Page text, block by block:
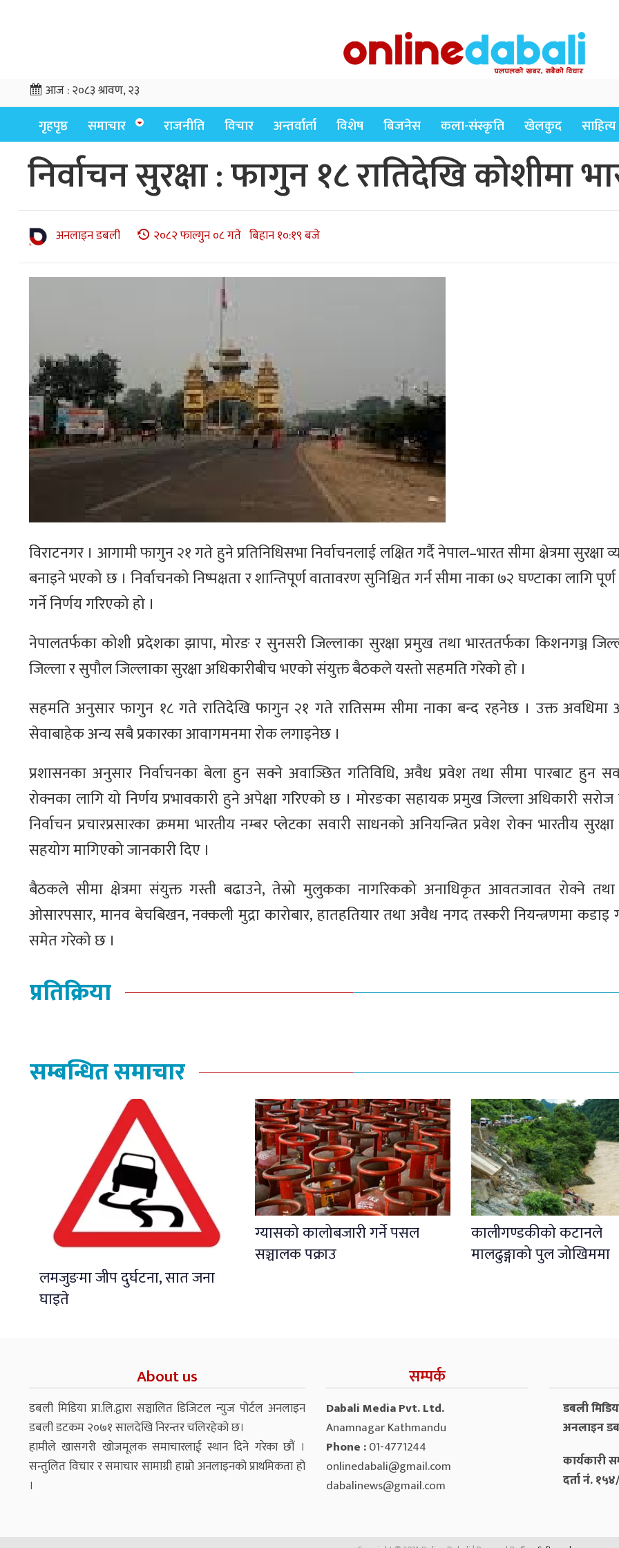
आज :२०८३ श्रावण, २३
गृहपृष्ठ समाचार राजनीति विचार अन्तर्वार्ता विशेष बिजनेस कला-संस्कृति खेलकुद साहित्य
निर्वाचन सुरक्षा : फागुन १८ रातिदेखि कोशीमा
अनलाइन डबली २०८२ फाल्गुन ०८ गते बिहान १०:१९ बजे
विराटनगर । आगामी फागुन २१ गते हुने प्रतिनिधिसभा निर्वाचनलाई लक्षित गर्दै नेपाल–भारत सीमा क्षेत्रमा सुरक्षा
बनाइने भएको छ । निर्वाचनको निष्पक्षता र शान्तिपूर्ण वातावरण सुनिश्चित गर्न सीमा नाका ७२ घण्टाका लागि
गर्ने निर्णय गरिएको हो ।
नेपालतर्फका कोशी प्रदेशका झापा, मोरङ र सुनसरी जिल्लाका सुरक्षा प्रमुख तथा भारततर्फका किशनगञ्ज
जिल्ला र सुपौल जिल्लाका सुरक्षा अधिकारीबीच भएको संयुक्त बैठकले यस्तो सहमति गरेको हो ।
सहमति अनुसार फागुन १८ गते रातिदेखि फागुन २१ गते रातिसम्म सीमा नाका बन्द रहनेछ । उक्त अवधिमा
सेवाबाहेक अन्य सबै प्रकारका आवागमनमा रोक लगाइनेछ ।
प्रशासनका अनुसार निर्वाचनका बेला हुन सक्ने अवाञ्छित गतिविधि, अवैध प्रवेश तथा सीमा पारबाट हुन
रोक्नका लागि यो निर्णय प्रभावकारी हुने अपेक्षा गरिएको छ । मोरङका सहायक प्रमुख जिल्ला अधिकारी
निर्वाचन प्रचारप्रसारका क्रममा भारतीय नम्बर प्लेटका सवारी साधनको अनियन्त्रित प्रवेश रोक्न भारतीय
सहयोग मागिएको जानकारी दिए ।
बैठकले सीमा क्षेत्रमा संयुक्त गस्ती बढाउने, तेस्रो मुलुकका नागरिकको अनाधिकृत आवतजावत रोक्ने
ओसारपसार, मानव बेचबिखन, नक्कली मुद्रा कारोबार, हातहतियार तथा अवैध नगद तस्करी नियन्त्रणमा कडाइ
समेत गरेको छ ।
प्रतिक्रिया
सम्बन्धित समाचार
लमजुङमा जीप दुर्घटना, सात जना
घाइते
ग्यासको कालोबजारी गर्ने पसल
सञ्चालक पक्राउ
कालीगण्डकीको कटानले
मालढुङ्गाको पुल जोखिममा
About us
डबली मिडिया प्रा.लि.द्वारा सञ्चालित डिजिटल न्युज पोर्टल अनलाइन
डबली डटकम २०७१ सालदेखि निरन्तर चलिरहेको छ।
हामीले खासगरी खोजमूलक समाचारलाई स्थान दिने गरेका छौं ।
सन्तुलित विचार र समाचार सामाग्री हाम्रो अनलाइनको प्राथमिकता हो
।
सम्पर्क
Dabali Media Pvt. Ltd.
Anamnagar Kathmandu
Phone :01-4771244
onlinedabali@gmail.com
dabalinews@gmail.com
डबली
अनलाइन
कार्यकारी
दर्ता नं.